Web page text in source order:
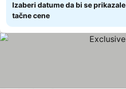
Izaberi datume da bi se prikazale
tačne cene